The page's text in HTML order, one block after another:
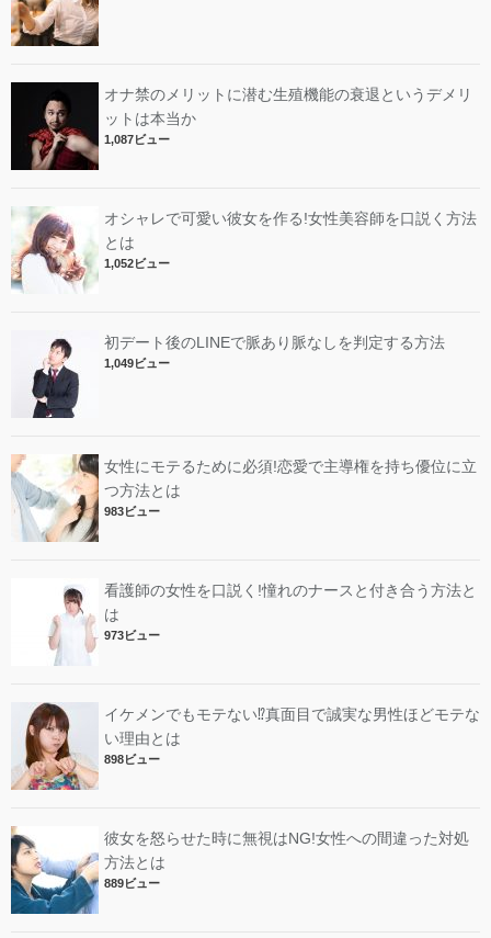
オナ禁のメリットに潜む生殖機能の衰退というデメリ
ットは本当か
1,087ビュー
オシャレで可愛い彼女を作る!女性美容師を口説く方法
とは
1,052ビュー
初デート後のLINEで脈あり脈なしを判定する方法
1,049ビュー
女性にモテるために必須!恋愛で主導権を持ち優位に立
つ方法とは
983ビュー
看護師の女性を口説く!憧れのナースと付き合う方法と
は
973ビュー
イケメンでもモテない⁉︎真面目で誠実な男性ほどモテな
い理由とは
898ビュー
彼女を怒らせた時に無視はNG!女性への間違った対処
方法とは
889ビュー